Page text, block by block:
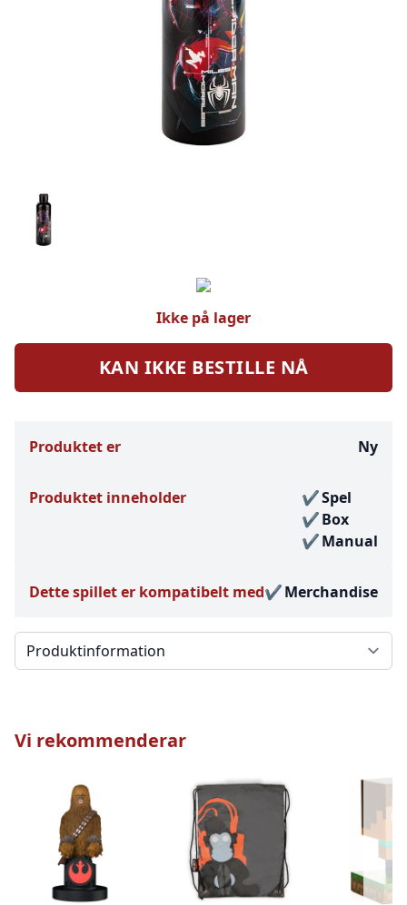
Ikke på lager
KAN IKKE BESTILLE NÅ
Produktet er Ny
Produktet inneholder
Spel
Box
Manual
Dette spillet er kompatibelt med Merchandise
Välj en flik
Vi rekommenderar